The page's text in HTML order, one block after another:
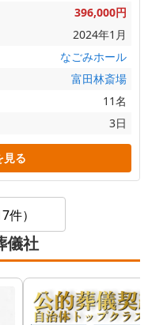
396,000円
2024年1月
なごみホール
富田林斎場
11名
3日
見る
件）
儀社